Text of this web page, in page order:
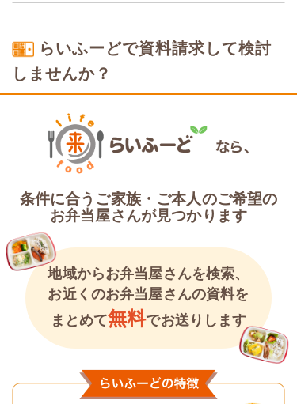
らいふーどで資料請求して検討
しませんか？
条件に合うご家族・ご本人のご希望の
お弁当屋さんが見つかります
地域からお弁当屋さんを検索、
お近くのお弁当屋さんの資料を
まとめて無料でお送りします